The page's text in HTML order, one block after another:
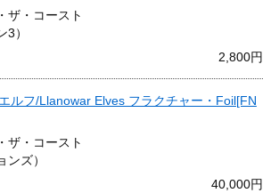
ザ・コースト
3）
2,800円
ルフ/Llanowar Elves フラクチャー・Foil[FN
ザ・コースト
ンズ）
40,000円